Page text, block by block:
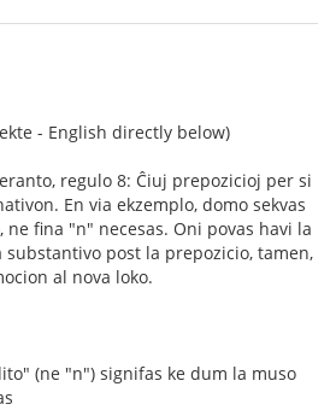
- English directly below)
regulo 8: Ĉiuj prepozicioj per si
En via ekzemplo, domo sekvas
fina "n" necesas. Oni povas havi la
post la prepozicio, tamen,
al nova loko.
(ne "n") signifas ke dum la muso